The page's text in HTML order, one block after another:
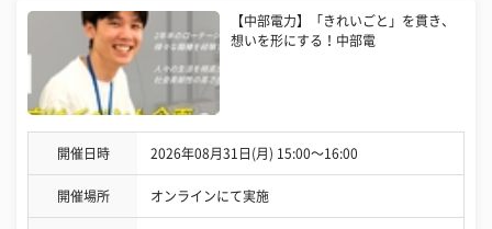
【中部電力】「きれいごと」を貫き、
想いを形にする！中部電
開催日時 2026年08月31日(月) 15:00〜16:00
開催場所 オンラインにて実施